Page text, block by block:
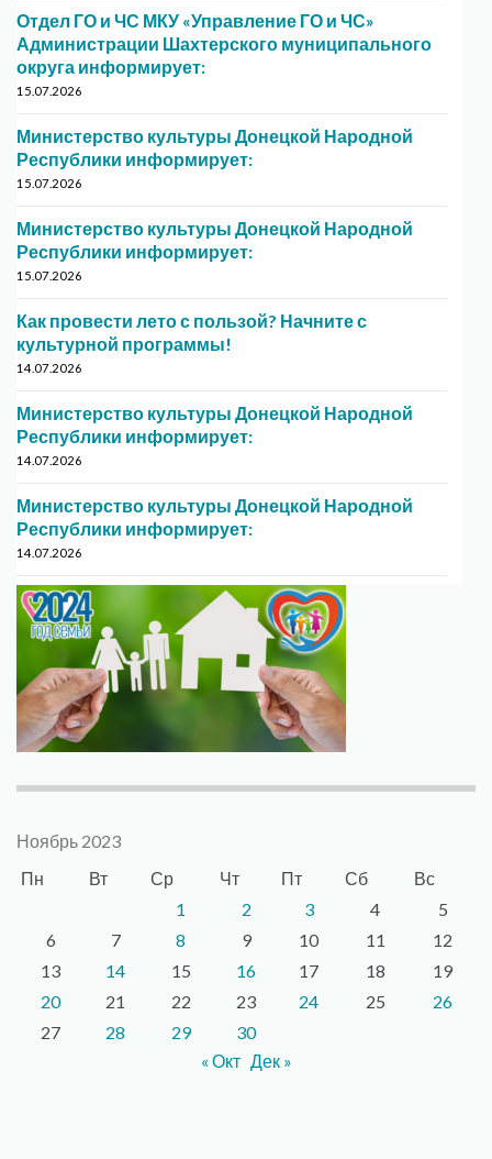
Отдел ГО и ЧС МКУ «Управление ГО и ЧС»
Администрации Шахтерского муниципального
округа информирует:
15.07.2026
Министерство культуры Донецкой Народной
Республики информирует:
15.07.2026
Министерство культуры Донецкой Народной
Республики информирует:
15.07.2026
Как провести лето с пользой? Начните с
культурной программы!
14.07.2026
Министерство культуры Донецкой Народной
Республики информирует:
14.07.2026
Министерство культуры Донецкой Народной
Республики информирует:
14.07.2026
Ноябрь 2023
Пн
Вт Ср Чт Пт Сб
Вс
1
2 3 4
5
6
7 8 9 10 11
12
13
14 15 16 17 18
19
20
21 22 23 24 25
26
27
28 29
30
« Окт Дек »